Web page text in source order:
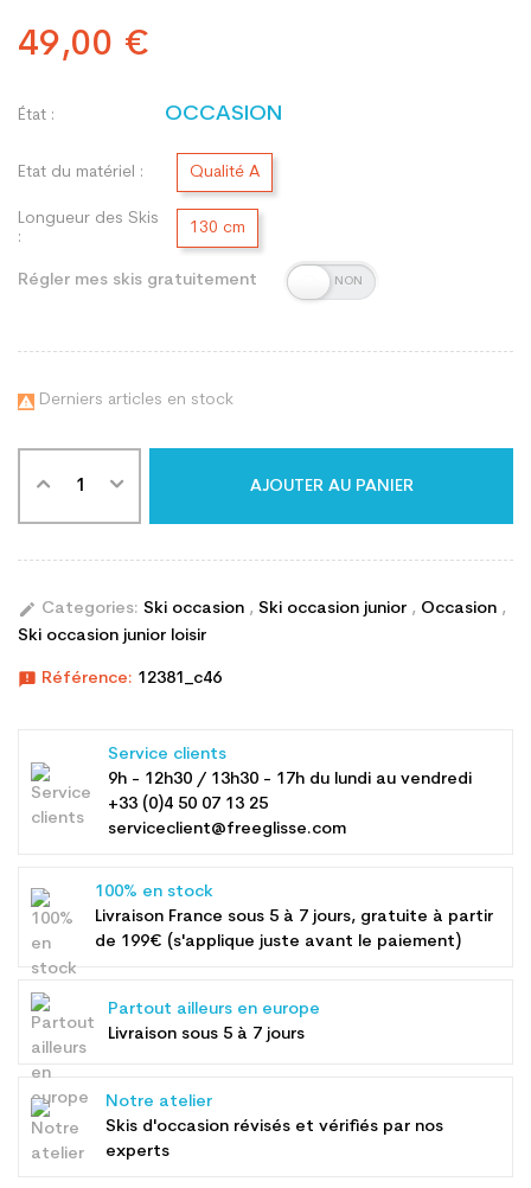
49,00 €
État : OCCASION
Etat du matériel : Qualité A
Longueur des Skis
:
130 cm
Régler mes skis gratuitement
 Derniers articles en stock
AJOUTER AU PANIER
edit Categories: Ski occasion , Ski occasion junior , Occasion ,
Ski occasion junior loisir
announcement Référence: 12381_c46
Service clients
9h - 12h30 / 13h30 - 17h du lundi au vendredi
+33 (0)4 50 07 13 25
serviceclient@freeglisse.com
100% en stock
Livraison France sous 5 à 7 jours, gratuite à partir
de 199€ (s'applique juste avant le paiement)
Partout ailleurs en europe
Livraison sous 5 à 7 jours
Notre atelier
Skis d'occasion révisés et vérifiés par nos
experts